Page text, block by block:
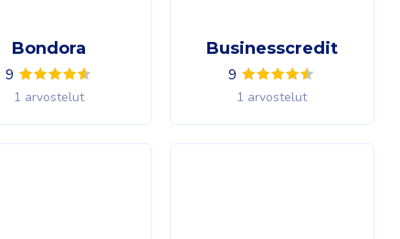
Bondora
9
1 arvostelut
Businesscredit
9
1 arvostelut